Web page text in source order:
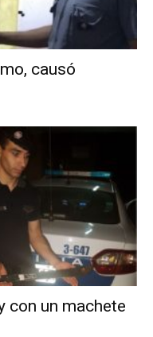
causó
con un machete